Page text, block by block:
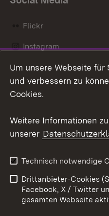
Flickr
Instagram
Social Wall
Barrierefreiheit
Impressum
Um unsere Webseite
und verbessern zu
Cookies.
Weitere Informationen
unserer
Technisch notwendige
Drittanbieter-Cookies
Facebook, X / Twitter
gesamten Webseite